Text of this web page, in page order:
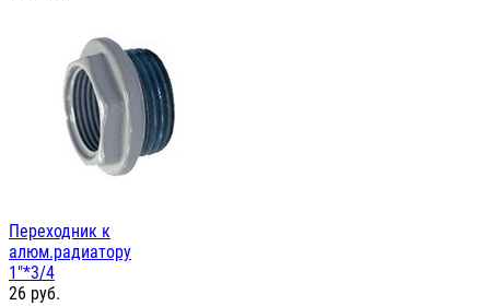
Переходник к
алюм.радиатору
1"*3/4
26 руб.